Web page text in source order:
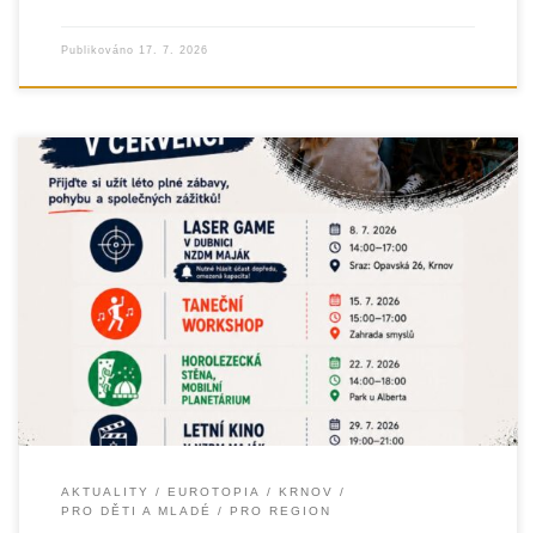
Publikováno 17. 7. 2026
Letní prázdniny v Krnově budou letos plné pohybu, tvoření,
hudby a nezapomenutelných zážitků. Město Krnov ve
spolupráci s Armádou spásy
a organizací EUROTOPIA.CZ připravilo pro děti
AKTUALITY EUROTOPIA
KRNOV
PRO DĚTI A MLADÉ
PRO REGION